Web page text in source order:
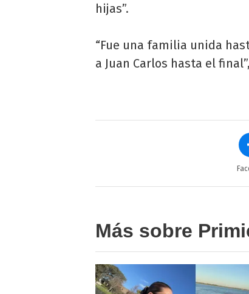
hijas”.
“Fue una familia unida
a Juan Carlos hasta el
Más sobre